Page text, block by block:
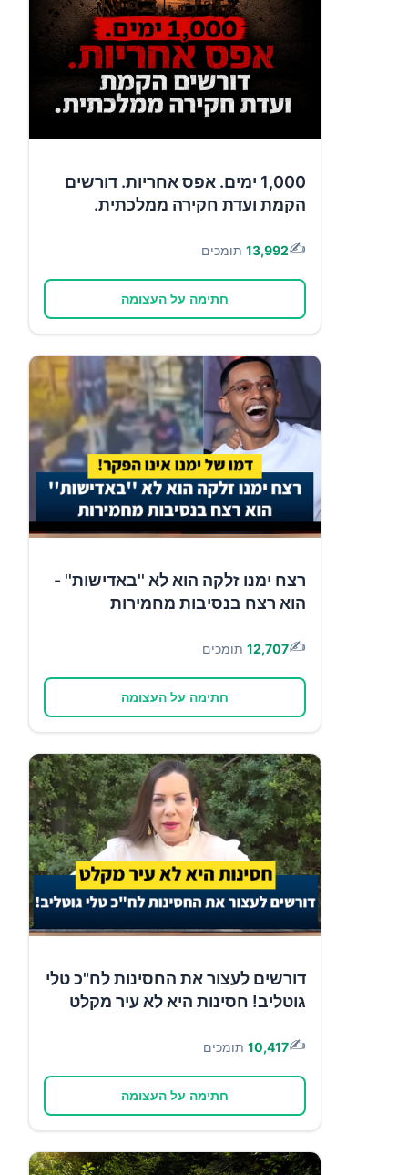
1,000 ימים. אפס אחריות. דורשים
הקמת ועדת חקירה ממלכתית.
✍️
13,992 תומכים
חתימה על העצומה
רצח ימנו זלקה הוא לא ''באדישות'' -
הוא רצח בנסיבות מחמירות
✍️
12,707 תומכים
חתימה על העצומה
דורשים לעצור את החסינות לח"כ טלי
גוטליב! חסינות היא לא עיר מקלט
✍️
10,417 תומכים
חתימה על העצומה